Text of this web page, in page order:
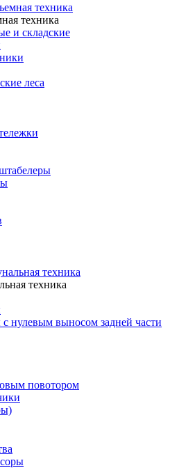
техника
техника
и складские
леса
техника
техника
нулевым выносом задней части
повотором